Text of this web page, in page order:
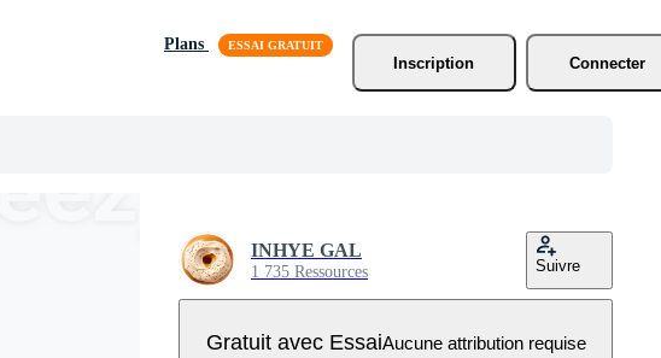
Plans
Inscription
Connecter
INHYE GAL
1 735 Ressources Suivre
Gratuit avec EssaiAucune attribution requise